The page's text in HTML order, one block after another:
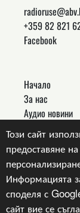
Този сайт
предоставяне
Информацията
споделя с
сайт вие се
+359 82 821
Facebook
Начало
За нас
Аудио новини
Реклама
Връзки
Контакти
Copyright